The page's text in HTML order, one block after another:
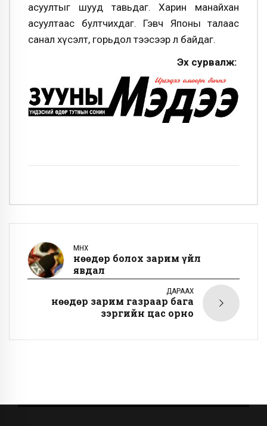
асуултыг шууд тавьдаг. Харин манайхан
асуултаас бултчихдаг. Гэвч Японы талаас
санал хүсэлт, горьдол тээсээр л байдаг.
Эх сурвалж:
ӨМНӨХ
Өнөөдөр болох зарим үйл
явдал
ДАРААХ
Өнөөдөр зарим газраар бага
зэргийн цас орно